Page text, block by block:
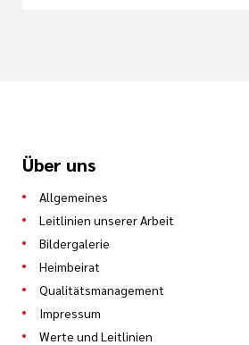
Über uns
Allgemeines
Leitlinien unserer Arbeit
Bildergalerie
Heimbeirat
Qualitätsmanagement
Impressum
Werte und Leitlinien